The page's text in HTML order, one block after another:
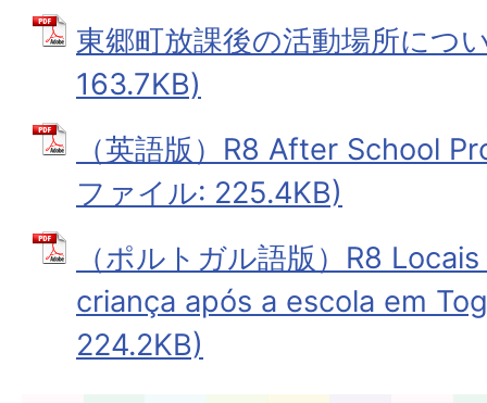
東郷町放課後の活動場所につ
163.7KB)
（英語版）R8 After School
ファイル: 225.4KB)
（ポルトガル語版）R8
criança após a escola em
224.2KB)